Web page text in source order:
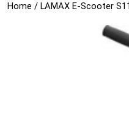
Home / LAMAX E-Scooter